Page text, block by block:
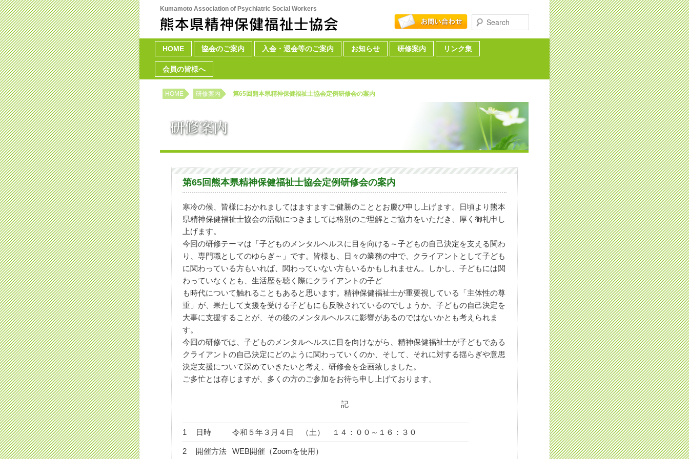
Kumamoto Association of Psychiatric Social Workers
Search
Main menu
Skip to primary content
Skip to secondary content
HOME 協会のご案内 入会・退会等のご案内 お知らせ 研修案内 リンク集
会員の皆様へ
HOME 研修案内 第65回熊本県精神保健福祉士協会定例研修会の案内
第65回熊本県精神保健福祉士協会定例研修会の案内
寒冷の候、皆様におかれましてはますますご健勝のこととお慶び申し上げます。日頃より熊本
県精神保健福祉士協会の活動につきましては格別のご理解とご協力をいただき、厚く御礼申し
上げます。
今回の研修テーマは「子どものメンタルヘルスに目を向ける～子どもの自己決定を支える関わ
り、専門職としてのゆらぎ～」です。皆様も、日々の業務の中で、クライアントとして子ども
に関わっている方もいれば、関わっていない方もいるかもしれません。しかし、子どもには関
わっていなくとも、生活歴を聴く際にクライアントの子ど
も時代について触れることもあると思います。精神保健福祉士が重要視している「主体性の尊
重」が、果たして支援を受ける子どもにも反映されているのでしょうか。子どもの自己決定を
大事に支援することが、その後のメンタルヘルスに影響があるのではないかとも考えられま
す。
今回の研修では、子どものメンタルヘルスに目を向けながら、精神保健福祉士が子どもである
クライアントの自己決定にどのように関わっていくのか、そして、それに対する揺らぎや意思
決定支援について深めていきたいと考え、研修会を企画致しました。
ご多忙とは存じますが、多くの方のご参加をお待ち申し上げております。
記
1 日時 令和５年３月４日 （土） １４：００～１６：３０
2 開催方法 WEB開催（Zoomを使用）